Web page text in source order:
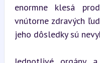
enormne klesá
vnútorne zdravých
jeho dôsledky sú